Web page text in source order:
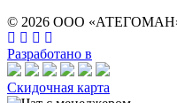
© 2026 ООО «АТЕГОМАН»
Разработано в
Скидочная карта